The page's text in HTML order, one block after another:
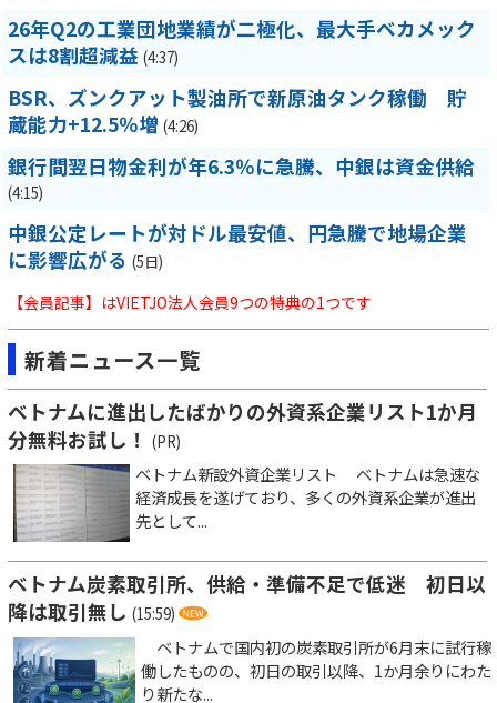
26年Q2の工業団地業績が二極化、最大手ベカメック
スは8割超減益 (4:37)
BSR、ズンクアット製油所で新原油タンク稼働 貯
蔵能力+12.5％増 (4:26)
銀行間翌日物金利が年6.3％に急騰、中銀は資金供給
(4:15)
中銀公定レートが対ドル最安値、円急騰で地場企業
に影響広がる (5日)
【会員記事】はVIETJO法人会員9つの特典の1つです
新着ニュース一覧
ベトナムに進出したばかりの外資系企業リスト1か月
分無料お試し！
(PR)
ベトナム新設外資企業リスト ベトナムは急速な
経済成長を遂げており、多くの外資系企業が進出
先として...
ベトナム炭素取引所、供給・準備不足で低迷 初日以
降は取引無し (15:59)
ベトナムで国内初の炭素取引所が6月末に試行稼
働したものの、初日の取引以降、1か月余りにわた
り新たな...